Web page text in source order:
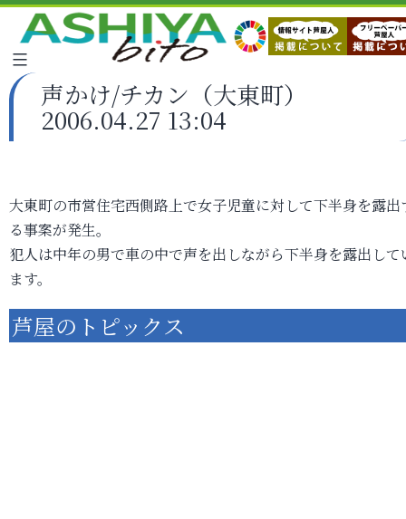
声かけ/チカン（大東町）
2006.04.27 13:04
大東町の市営住宅西側路上で女子児童に対して下半身を露出
る事案が発生。
犯人は中年の男で車の中で声を出しながら下半身を露出して
ます。
芦屋のトピックス